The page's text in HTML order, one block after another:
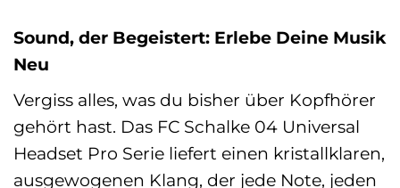
Sound, der Begeistert: Erlebe Deine Musik
Neu
Vergiss alles, was du bisher über Kopfhörer
gehört hast. Das FC Schalke 04 Universal
Headset Pro Serie liefert einen kristallklaren,
ausgewogenen Klang, der jede Note, jeden